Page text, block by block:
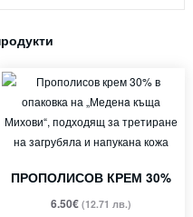
ПРОПОЛИСОВ КРЕМ 30%
6.50€ (12.71 лв.)